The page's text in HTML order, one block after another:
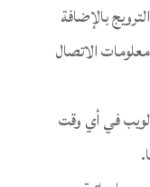
بالإضافة
الاتصال
في أي وقت